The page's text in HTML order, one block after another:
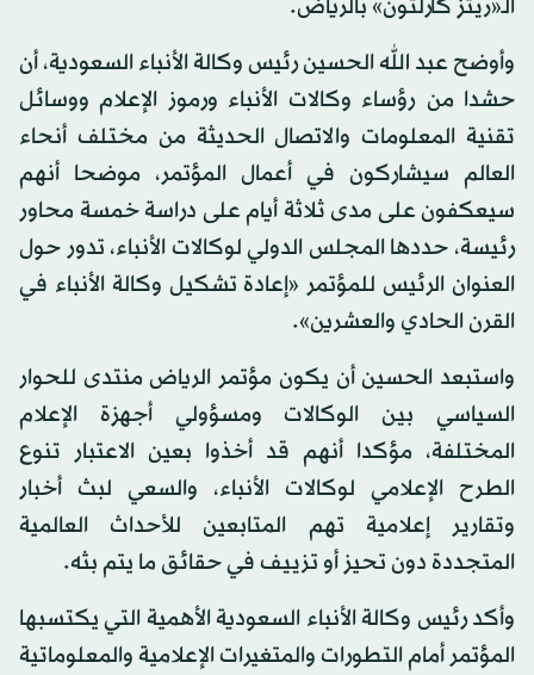
الـ«ريتز كارلتون» بالرياض.
وأوضح عبد الله الحسين رئيس وكالة الأنباء السعودية، أن
حشدا من رؤساء وكالات الأنباء ورموز الإعلام ووسائل
تقنية المعلومات والاتصال الحديثة من مختلف أنحاء
العالم سيشاركون في أعمال المؤتمر، موضحا أنهم
سيعكفون على مدى ثلاثة أيام على دراسة خمسة محاور
رئيسة، حددها المجلس الدولي لوكالات الأنباء، تدور حول
العنوان الرئيس للمؤتمر «إعادة تشكيل وكالة الأنباء في
القرن الحادي والعشرين».
واستبعد الحسين أن يكون مؤتمر الرياض منتدى للحوار
السياسي بين الوكالات ومسؤولي أجهزة الإعلام
المختلفة، مؤكدا أنهم قد أخذوا بعين الاعتبار تنوع
الطرح الإعلامي لوكالات الأنباء، والسعي لبث أخبار
وتقارير إعلامية تهم المتابعين للأحداث العالمية
المتجددة دون تحيز أو تزييف في حقائق ما يتم بثه.
وأكد رئيس وكالة الأنباء السعودية الأهمية التي يكتسبها
المؤتمر أمام التطورات والمتغيرات الإعلامية والمعلوماتية